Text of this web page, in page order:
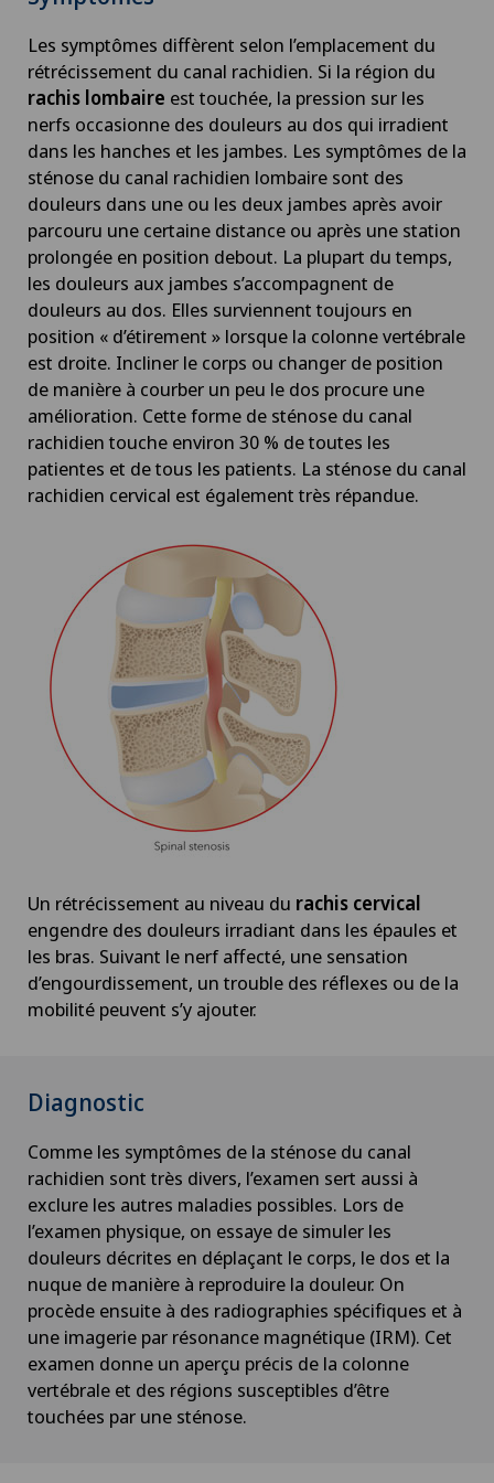
Les symptômes diffèrent selon l’emplacement du
rétrécissement du canal rachidien. Si la région du
rachis lombaire est touchée, la pression sur les
nerfs occasionne des douleurs au dos qui irradient
dans les hanches et les jambes. Les symptômes de la
sténose du canal rachidien lombaire sont des
douleurs dans une ou les deux jambes après avoir
parcouru une certaine distance ou après une station
prolongée en position debout. La plupart du temps,
les douleurs aux jambes s’accompagnent de
douleurs au dos. Elles surviennent toujours en
position « d’étirement » lorsque la colonne vertébrale
est droite. Incliner le corps ou changer de position
de manière à courber un peu le dos procure une
amélioration. Cette forme de sténose du canal
rachidien touche environ 30 % de toutes les
patientes et de tous les patients. La sténose du canal
rachidien cervical est également très répandue.
Un rétrécissement au niveau du rachis cervical
engendre des douleurs irradiant dans les épaules et
les bras. Suivant le nerf affecté, une sensation
d’engourdissement, un trouble des réflexes ou de la
mobilité peuvent s’y ajouter.
Diagnostic
Comme les symptômes de la sténose du canal
rachidien sont très divers, l’examen sert aussi à
exclure les autres maladies possibles. Lors de
l’examen physique, on essaye de simuler les
douleurs décrites en déplaçant le corps, le dos et la
nuque de manière à reproduire la douleur. On
procède ensuite à des radiographies spécifiques et à
une imagerie par résonance magnétique (IRM). Cet
examen donne un aperçu précis de la colonne
vertébrale et des régions susceptibles d’être
touchées par une sténose.